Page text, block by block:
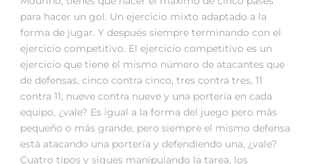
para hacer un gol. Un ejercicio mixto adaptado a la
forma de jugar. Y después siempre terminando con el
ejercicio competitivo. El ejercicio competitivo es un
ejercicio que tiene el mismo número de atacantes que
de defensas, cinco contra cinco, tres contra tres, 11
contra 11, nueve contra nueve y una portería en cada
equipo, ¿vale? Es igual a la forma del juego pero más
pequeño o más grande, pero siempre el mismo defensa
está atacando una portería y defendiendo una, ¿vale?
Cuatro tipos y sigues manipulando la tarea, los